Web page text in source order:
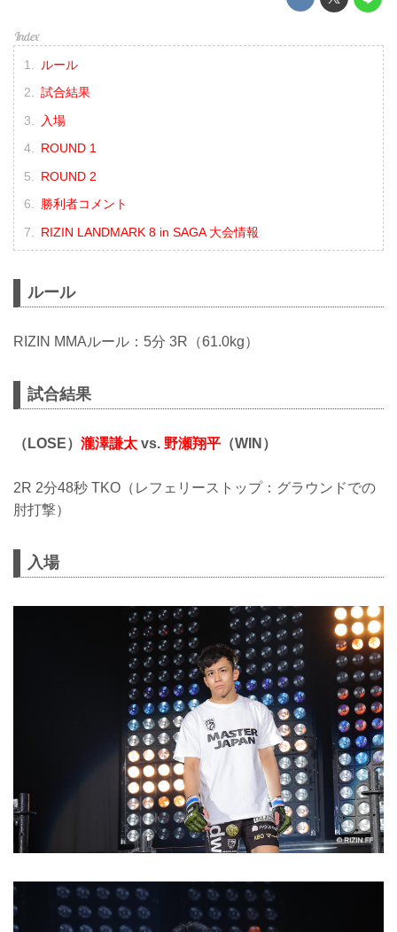
ルール
試合結果
入場
ROUND 1
ROUND 2
勝利者コメント
RIZIN LANDMARK 8 in SAGA 大会情報
ルール
RIZIN MMAルール：5分 3R（61.0kg）
試合結果
（LOSE） 瀧澤謙太 vs. 野瀬翔平 （WIN）
2R 2分48秒 TKO（レフェリーストップ：グラウンドでの
肘打撃）
入場